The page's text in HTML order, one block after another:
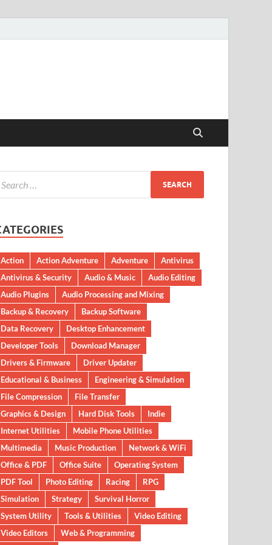
Action Action Adventure Adventure
Antivirus
Antivirus & Security
Audio & Music
Audio Editing
Audio Plugins
Audio Processing and Mixing
Backup & Recovery
Backup Software
Data Recovery
Desktop Enhancement
Developer Tools
Download Manager
Drivers & Firmware
Driver Updater
Educational & Business
Engineering & Simulation
File Compression
File Transfer
Graphics & Design
Hard Disk Tools
Indie
Internet Utilities
Mobile Phone Utilities
Multimedia
Music Production
Network & WiFi
Office & PDF
Office Suite
Operating System
PDF Tool
Photo Editing Racing
RPG
Simulation
Strategy
Survival Horror
System Utility
Tools & Utilities
Video Editing
Video Editors
Web & Programming